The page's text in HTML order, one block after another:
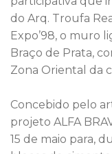
do Arq. Troufa
Expo’98, o muro
Braço de Prata,
Zona Oriental da
Concebido pelo
projeto ALFA
15 de maio para,